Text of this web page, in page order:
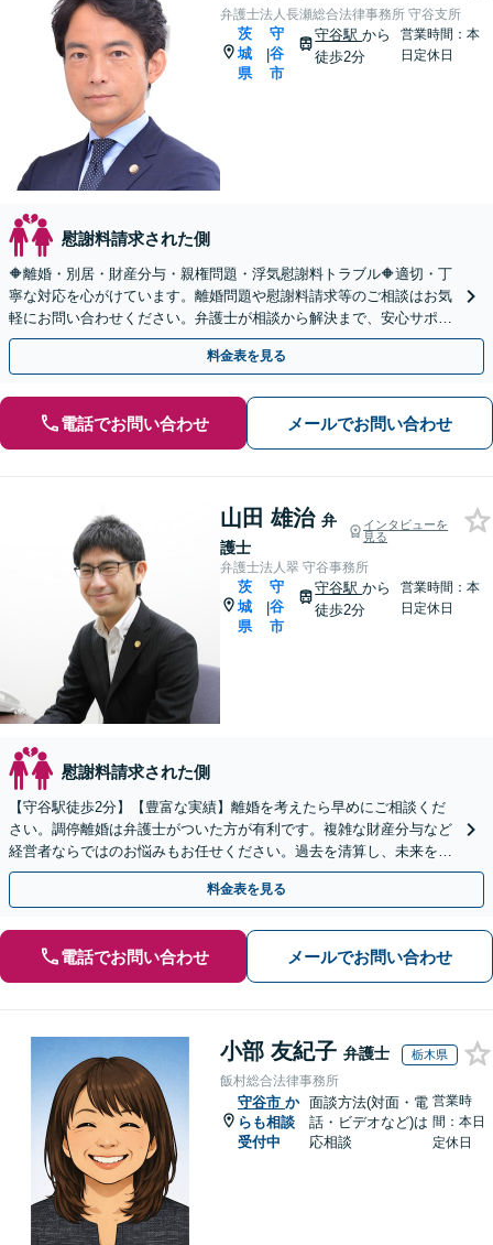
弁護士法人長瀬総合法律事務所 守谷支所
茨
城
県
|
守
谷
市
守谷駅から
徒歩2分
営業時間：本
日定休日
慰謝料請求された側
🔶離婚・別居・財産分与・親権問題・浮気慰謝料トラブル🔶適切・丁
寧な対応を心がけています。離婚問題や慰謝料請求等のご相談はお気
軽にお問い合わせください。弁護士が相談から解決まで、安心サポー
トいたします。◤完全予約制・初回法律相談無料◢
料金表を見る
電話でお問い合わせ メールでお問い合わせ
山田 雄治 弁
護士
インタビューを
見る
弁護士法人翠 守谷事務所
茨
城
県
|
守
谷
市
守谷駅から
徒歩2分
営業時間：本
日定休日
慰謝料請求された側
【守谷駅徒歩2分】【豊富な実績】離婚を考えたら早めにご相談くだ
さい。調停離婚は弁護士がついた方が有利です。複雑な財産分与など
経営者ならではのお悩みもお任せください。過去を清算し、未来をプ
ランニングし、人生の再スタートのお手伝いをします。
料金表を見る
電話でお問い合わせ メールでお問い合わせ
小部 友紀子 弁護士 栃木県
飯村総合法律事務所
守谷市 か
らも相談
受付中
面談方法(対面・電
話・ビデオなど)は
応相談
営業時
間：本日
定休日